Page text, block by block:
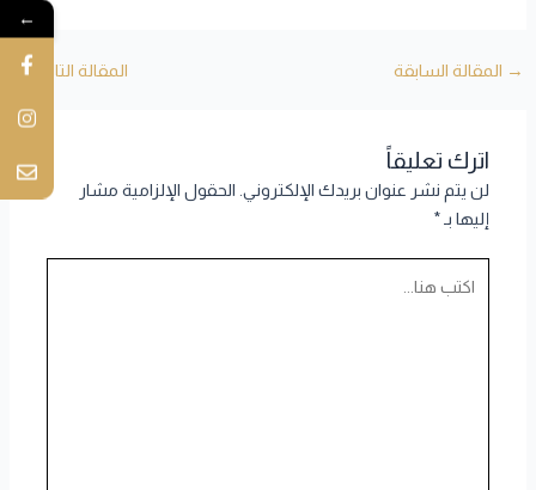
→ المقالة السابقة المقالة التالية←
اترك تعليقاً
لن يتم نشر عنوان بريدك الإلكتروني. الحقول الإلزامية مشار
إليها بـ*
←